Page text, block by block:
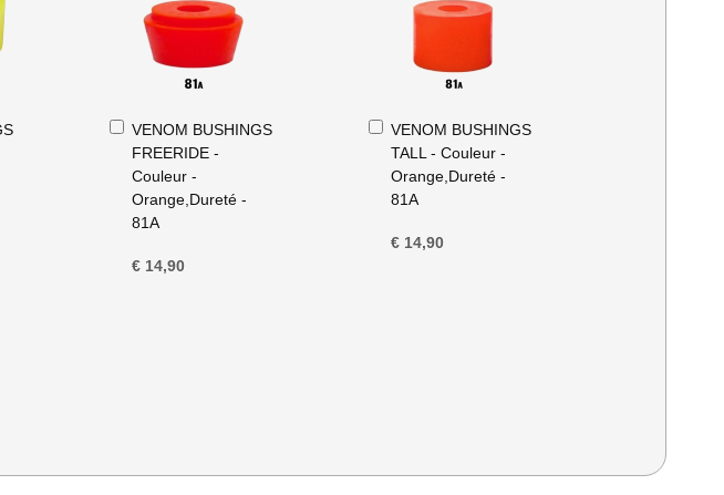
VENOM BUSHINGS
FREERIDE -
Couleur -
Orange,Dureté -
81A
€ 14,90
In
Winkelwagen
VENOM BUSHINGS
TALL - Couleur -
Orange,Dureté -
81A
€ 14,90
In
Winkelwagen